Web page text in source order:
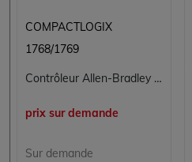
COMPACTLOGIX
1768/1769
Contrôleur Allen-Bradley CompactLogix 1769-L32EA
prix sur demande
Sur demande